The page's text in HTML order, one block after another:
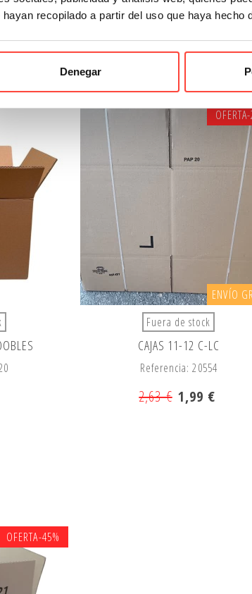
hayan recopilado a partir del uso que haya hecho
Denegar
Referencia: 21085
1,03 € 0,64 €
ENVÍO
OFERTA
Fuera de stock
CAJAS 11-12 C-LC
Referencia: 20554
2,63 € 1,99 €
OFERTA-45%